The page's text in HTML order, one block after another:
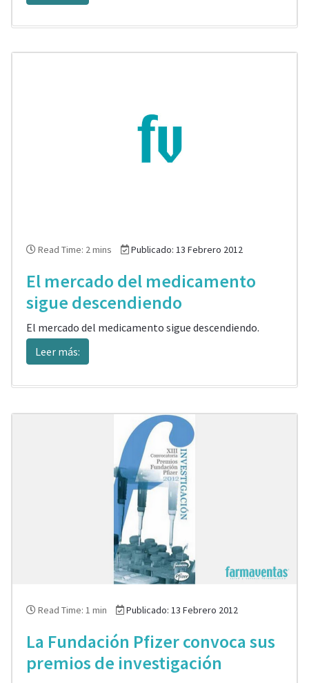
Read Time: 2 mins Publicado: 13 Febrero 2012
El mercado del medicamento
sigue descendiendo
El mercado del medicamento sigue descendiendo.
Leer más:
Read Time: 1 min Publicado: 13 Febrero 2012
La Fundación Pfizer convoca sus
premios de investigación